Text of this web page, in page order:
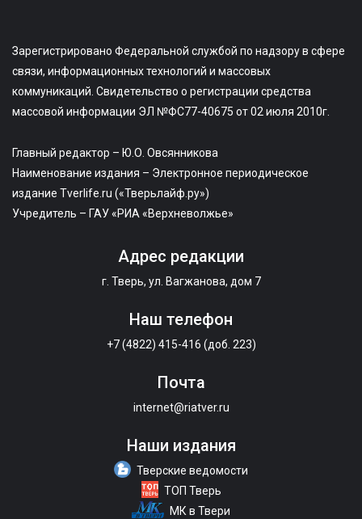
Зарегистрировано Федеральной службой по надзору в сфере
связи, информационных технологий и массовых
коммуникаций. Свидетельство о регистрации средства
массовой информации ЭЛ №ФС77-40675 от 02 июля 2010г.
Главный редактор – Ю.О. Овсянникова
Наименование издания – Электронное периодическое
издание Tverlife.ru («Тверьлайф.ру»)
Учредитель – ГАУ «РИА «Верхневолжье»
Адрес редакции
г. Тверь, ул. Вагжанова, дом 7
Наш телефон
+7 (4822) 415-416 (доб. 223)
Почта
internet@riatver.ru
Наши издания
Тверские ведомости
ТОП Тверь
МК в Твери